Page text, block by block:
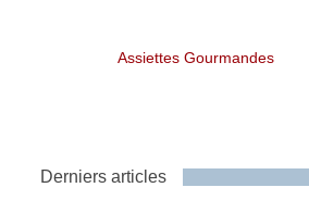
Assiettes Gourmandes
Derniers articles